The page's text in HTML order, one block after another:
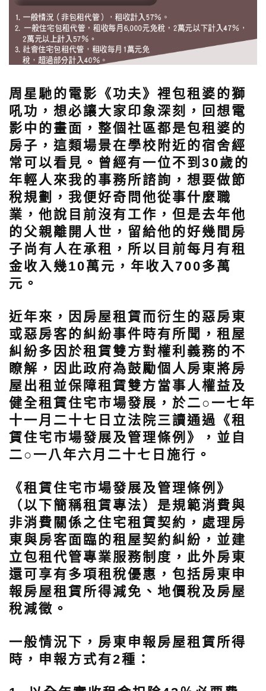
周星馳的電影《功夫》裡包租婆的獅
吼功，想必讓大家印象深刻，回想電
影中的畫面，整個社區都是包租婆的
房子，這類場景在學校附近的宿舍經
常可以看見。曾經有一位不到30歲的
年輕人來我的事務所諮詢，想要做節
稅規劃，我便好奇問他從事什麼職
業，他說目前沒有工作，但是去年他
的父親離開人世，留給他的好幾間房
子尚有人在承租，所以目前每月有租
金收入幾10萬元，年收入700多萬
元。
近年來，因房屋租賃而衍生的惡房東
或惡房客的糾紛事件時有所聞，租屋
糾紛多因於租賃雙方對權利義務的不
瞭解，因此政府為鼓勵個人房東將房
屋出租並保障租賃雙方當事人權益及
健全租賃住宅市場發展，於二○一七年
十一月二十七日立法院三讀通過《租
賃住宅市場發展及管理條例》，並自
二○一八年六月二十七日施行。
《租賃住宅市場發展及管理條例》
（以下簡稱租賃專法）是規範消費與
非消費關係之住宅租賃契約，處理房
東與房客面臨的租屋契約糾紛，並建
立包租代管專業服務制度，此外房東
還可享有多項租稅優惠，包括房東申
報房屋租賃所得減免、地價稅及房屋
稅減徵。
一般情況下，房東申報房屋租賃所得
時，申報方式有2種：